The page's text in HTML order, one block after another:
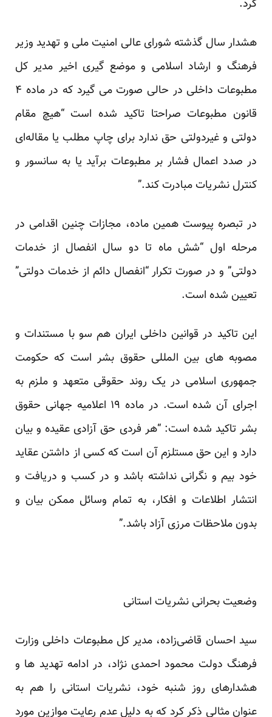
کرد.
هشدار سال گذشته شورای عالی امنیت ملی و تهدید وزیر
فرهنگ و ارشاد اسلامی و موضع گیری اخیر مدیر کل
مطبوعات داخلی در حالی صورت می گیرد که در ماده ۴
قانون مطبوعات صراحتا تاکید شده است “هیچ مقام
دولتی و غیردولتی حق ندارد برای چاپ مطلب یا مقاله‌‏ای
در صدد اعمال فشار بر مطبوعات برآید یا به سانسور و
کنترل نشریات مبادرت کند.”
در تبصره پیوست همین ماده، مجازات چنین اقدامی در
مرحله اول “شش ماه تا دو سال انفصال از خدمات
دولتی” و در صورت تکرار “انفصال دائم از خدمات دولتی”
تعیین شده است.
این تاکید در قوانین داخلی ایران هم سو با مستندات و
مصوبه های بین المللی حقوق بشر است که حکومت
جمهوری اسلامی در یک روند حقوقی متعهد و ملزم به
اجرای آن شده است. در ماده ۱۹ اعلامیه جهانی حقوق
بشر تاکید شده است: “هر فردی حق آزادی عقیده و بیان
دارد و این حق مستلزم آن است که کسی از داشتن عقاید
خود بیم و نگرانی نداشته باشد و در کسب و دریافت و
انتشار اطلاعات و افکار، به تمام وسائل ممکن بیان و
بدون ملاحظات مرزی آزاد باشد.”
وضعیت بحرانی نشریات استانی
سید احسان قاضی‌زاده، مدیر کل مطبوعات داخلی وزارت
فرهنگ دولت محمود احمدی نژاد، در ادامه تهدید ها و
هشدارهای روز شنبه خود، نشریات استانی را هم به
عنوان مثالی ذکر کرد که به دلیل عدم رعایت موازین مورد